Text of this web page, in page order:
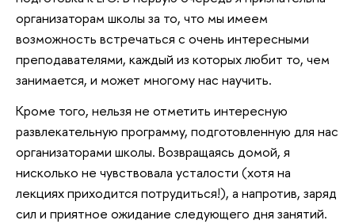
организаторам школы за то, что мы имеем
возможность встречаться с очень интересными
преподавателями, каждый из которых любит то, чем
занимается, и может многому нас научить.
Кроме того, нельзя не отметить интересную
развлекательную программу, подготовленную для нас
организаторами школы. Возвращаясь домой, я
нисколько не чувствовала усталости (хотя на
лекциях приходится потрудиться!), а напротив, заряд
сил и приятное ожидание следующего дня занятий.